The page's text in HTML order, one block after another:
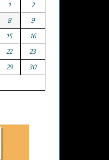
1
2
8
9
15
16
22
23
29
30